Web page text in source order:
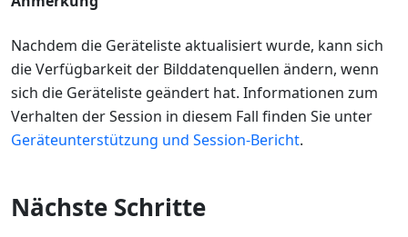
Nachdem die Geräteliste aktualisiert wurde, kann sich
die Verfügbarkeit der Bilddatenquellen ändern, wenn
sich die Geräteliste geändert hat. Informationen zum
Verhalten der Session in diesem Fall finden Sie unter
Geräteunterstützung und Session-Bericht.
Nächste Schritte